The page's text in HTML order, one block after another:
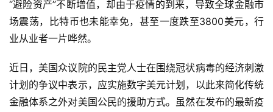
“避险资产”不断增值，却由于疫情的到来，导致全球金融市
场震荡，比特币也未能幸免，甚至一度跌至3800美元，行
业从业者一片哗然。
近日，美国众议院的民主党人士在围绕冠状病毒的经济刺激
计划的争议中表示，应实施数字美元计划，以此来简化传统
金融体系之外对美国公民的援助方式。虽然在发布的最新疫